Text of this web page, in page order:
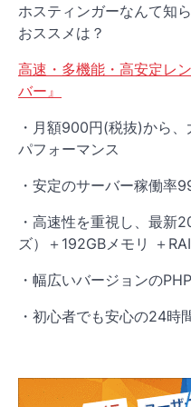
ホスティンガーなんて知
おススメは？
高速・多機能・高安定レ
バー』
・月額900円(税抜)から
パフォーマンス
・安定のサーバー稼働率
・高速性を重視し、最新
ズ）＋192GBメモリ ＋
・幅広いバージョンの
・初心者でも安心の24時